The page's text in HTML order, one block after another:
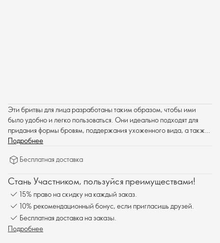
Эти бритвы для лица разработаны таким образом, чтобы ими
было удобно и легко пользоваться. Они идеально подходят для
придания формы бровям, поддержания ухоженного вида, а также
для удаления пушковых волос, чтобы кожа выглядела гладкой и
Подробнее
Бесплатная доставка
Стань Участником, пользуйся преимуществами!
15% право на скидку на каждый заказ.
10% рекомендационный бонус, если пригласишь друзей.
Бесплатная доставка на заказы.
Подробнее